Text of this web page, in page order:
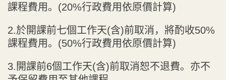
課程費用。(20%行政費用依原價計算)
2.於開課前七個工作天(含)前取消，將酌收50%
課程費用。(50%行政費用依原價計算)
3.開課前6個工作天(含)前取消恕不退費。亦不